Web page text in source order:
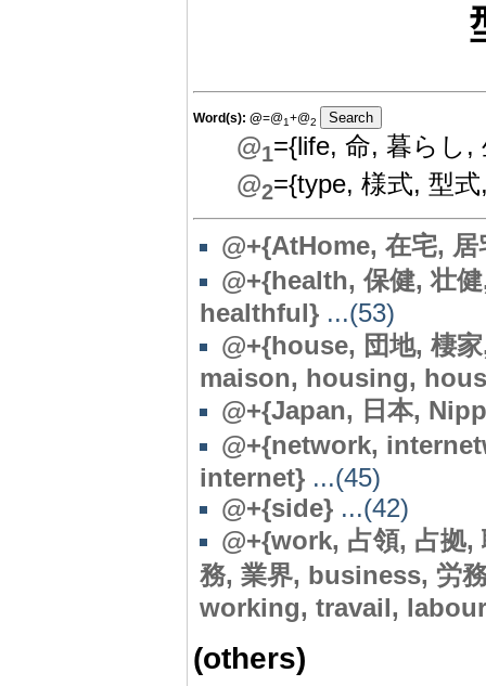
Word(s): @=@1+@2
@1={life, 命, 暮らし,
@2={type, 様式, 型
@+{AtHome, 在宅,
@+{health, 保健, 壮
healthful} ...(53)
@+{house, 団地, 棲
maison, housing,
@+{Japan, 日本,
@+{network,
internet} ...(45)
@+{side} ...(42)
@+{work, 占領, 占拠
務, 業界, business, 労
working, travail,
(others)